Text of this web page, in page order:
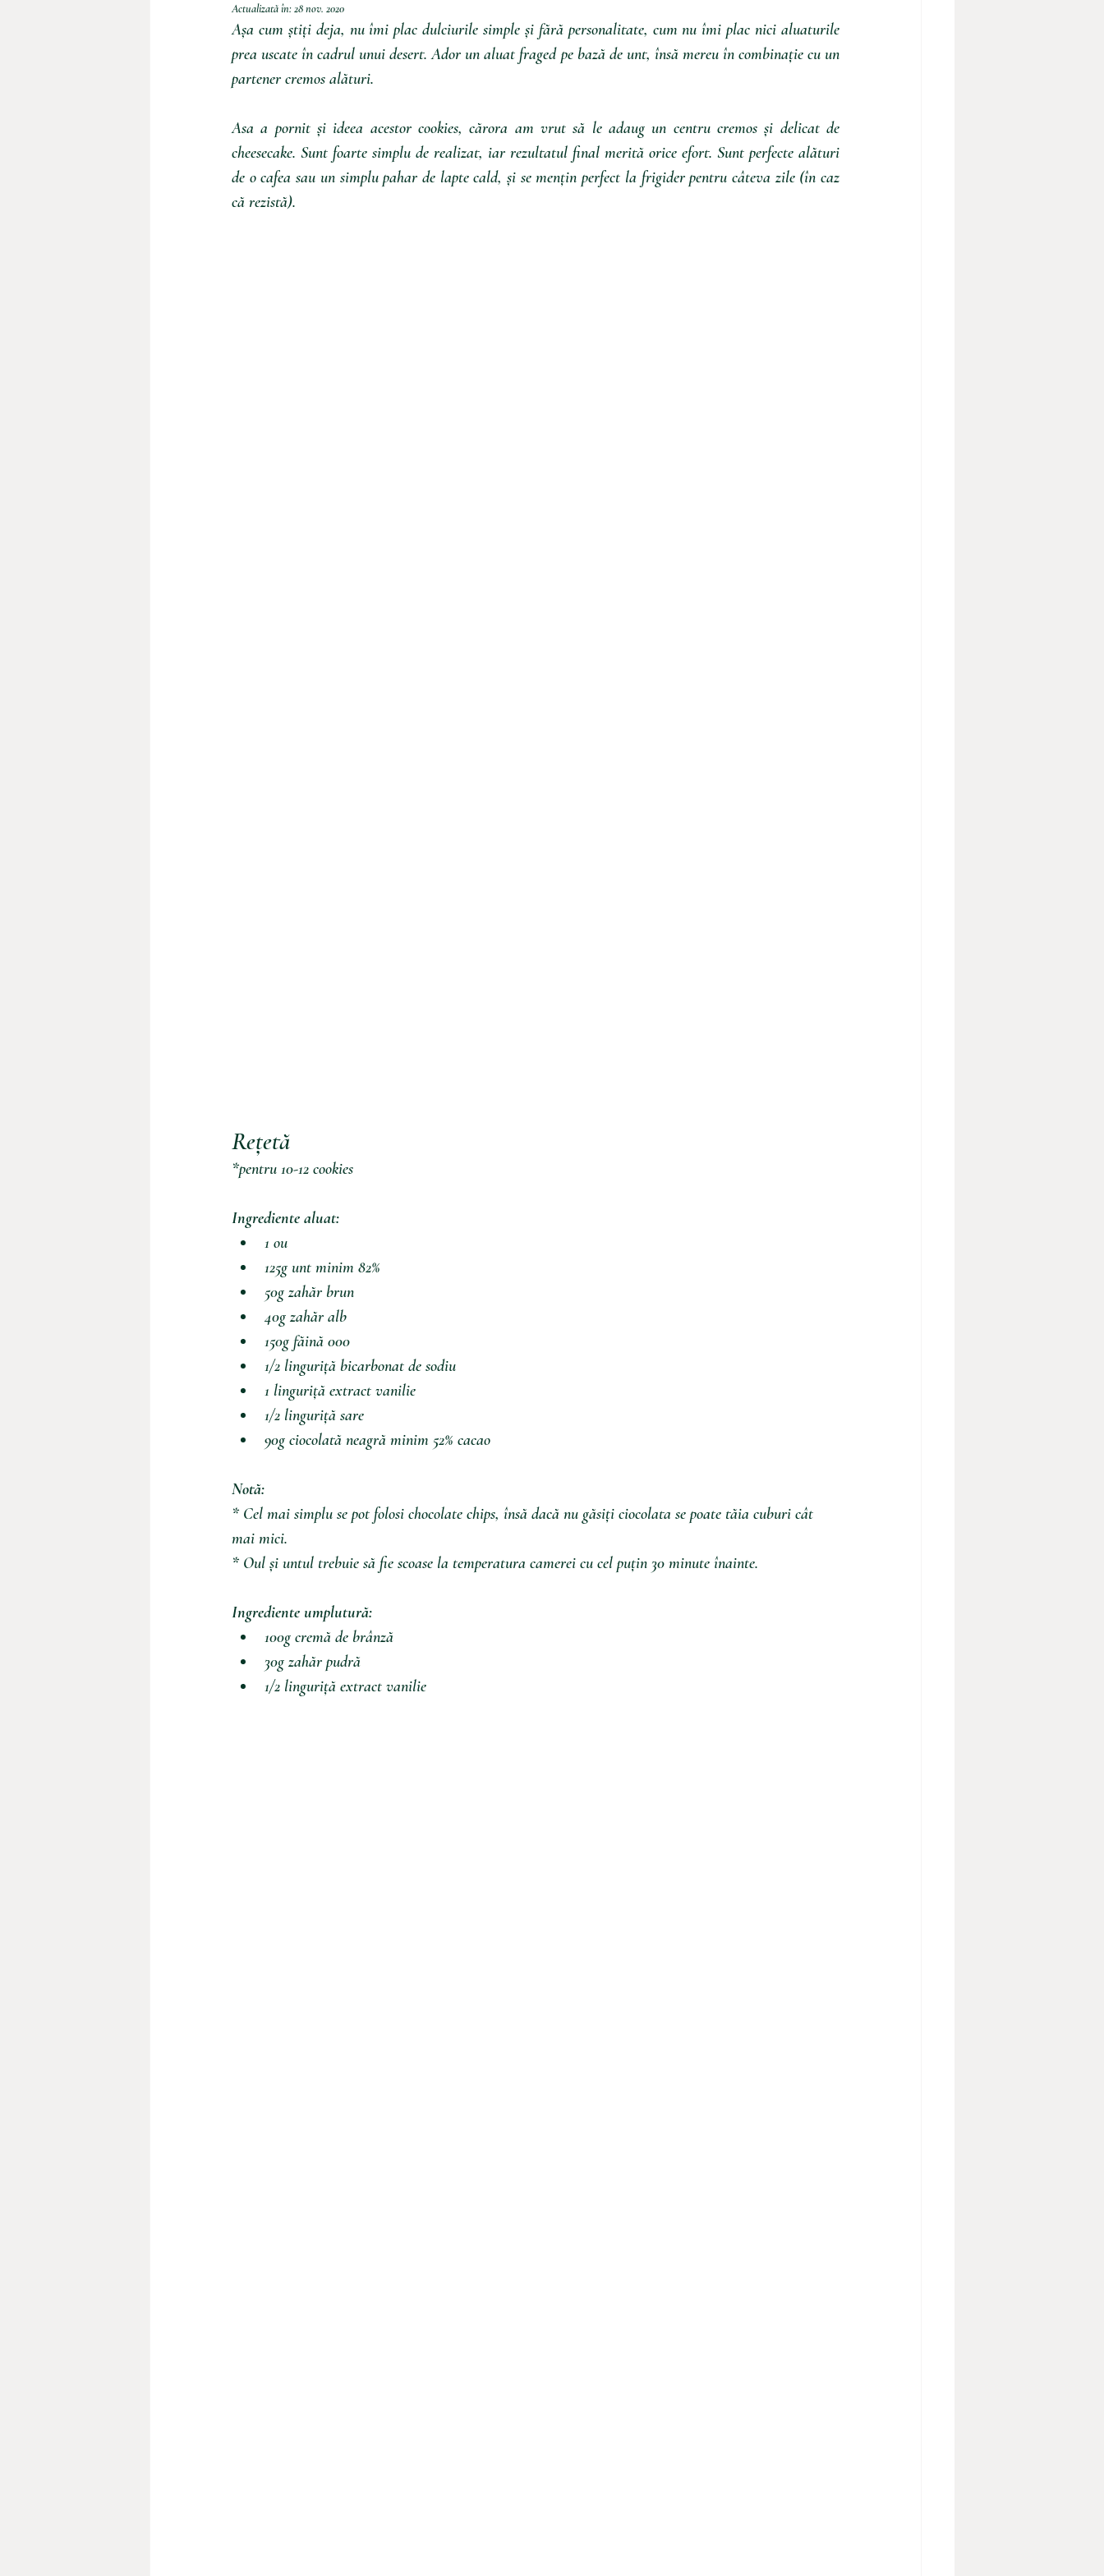
Actualizată în:28 nov. 2020
Așa cum știți deja, nu îmi plac dulciurile simple și fără personalitate, cum nu îmi plac nici aluaturile
prea uscate în cadrul unui desert. Ador un aluat fraged pe bază de unt, însă mereu în combinație cu un
partener cremos alături.
Asa a pornit și ideea acestor cookies, cărora am vrut să le adaug un centru cremos și delicat de
cheesecake. Sunt foarte simplu de realizat, iar rezultatul final merită orice efort. Sunt perfecte alături
de o cafea sau un simplu pahar de lapte cald, și se mențin perfect la frigider pentru câteva zile (în caz
că rezistă).
Rețetă
*pentru 10-12 cookies
Ingrediente aluat:
1 ou
125g unt minim 82%
50g zahăr brun
40g zahăr alb
150g făină 000
1/2 linguriță bicarbonat de sodiu
1 linguriță extract vanilie
1/2 linguriță sare
90g ciocolată neagră minim 52% cacao
Notă:
* Cel mai simplu se pot folosi chocolate chips, însă dacă nu găsiți ciocolata se poate tăia cuburi cât
mai mici.
* Oul și untul trebuie să fie scoase la temperatura camerei cu cel puțin 30 minute înainte.
Ingrediente umplutură:
100g cremă de brânză
30g zahăr pudră
1/2 linguriță extract vanilie